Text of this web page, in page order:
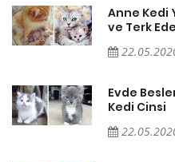
Anne Kedi
ve Terk
Evde
Kedi Cinsi